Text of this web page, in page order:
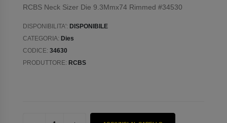
RCBS Neck Sizer Die 9.3Mmx74 Rimmed #34530
DISPONIBILITA': DISPONIBILE
CATEGORIA: Dies
CODICE: 34630
PRODUTTORE: RCBS